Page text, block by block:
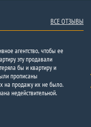
ВСЕ ОТЗЫВЫ
агентство, чтобы ее
эту продавали
бы и квартиру и
прописаны
на продажу их не было.
недействительной.